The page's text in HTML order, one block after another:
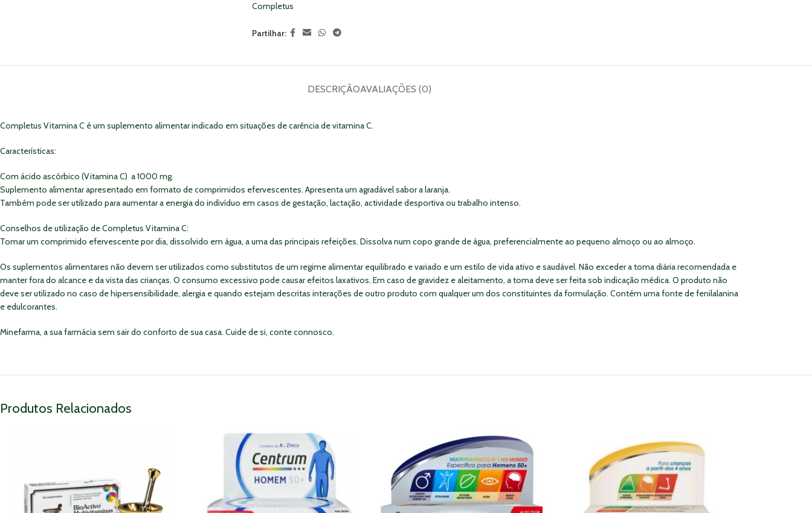
Completus
Partilhar:
DESCRIÇÃOAVALIAÇÕES (0)
Completus Vitamina C é um suplemento alimentar indicado em situações de carência de vitamina C.
Características:
Com ácido ascórbico (Vitamina C) a 1000 mg.
Suplemento alimentar apresentado em formato de comprimidos efervescentes. Apresenta um agradável sabor a laranja.
Também pode ser utilizado para aumentar a energia do indivíduo em casos de gestação, lactação, actividade desportiva ou trabalho intenso.
Conselhos de utilização de Completus Vitamina C:
Tomar um comprimido efervescente por dia, dissolvido em água, a uma das principais refeições. Dissolva num copo grande de água, preferencialmente ao pequeno almoço ou ao almoço.
Os suplementos alimentares não devem ser utilizados como substitutos de um regime alimentar equilibrado e variado e um estilo de vida ativo e saudável. Não exceder a toma diária recomendada e
manter fora do alcance e da vista das crianças. O consumo excessivo pode causar efeitos laxativos. Em caso de gravidez e aleitamento, a toma deve ser feita sob indicação médica. O produto não
deve ser utilizado no caso de hipersensibilidade, alergia e quando estejam descritas interações de outro produto com qualquer um dos constituintes da formulação. Contém uma fonte de fenilalanina
e edulcorantes.
Minefarma, a sua farmácia sem sair do conforto de sua casa. Cuide de si, conte connosco.
Produtos Relacionados